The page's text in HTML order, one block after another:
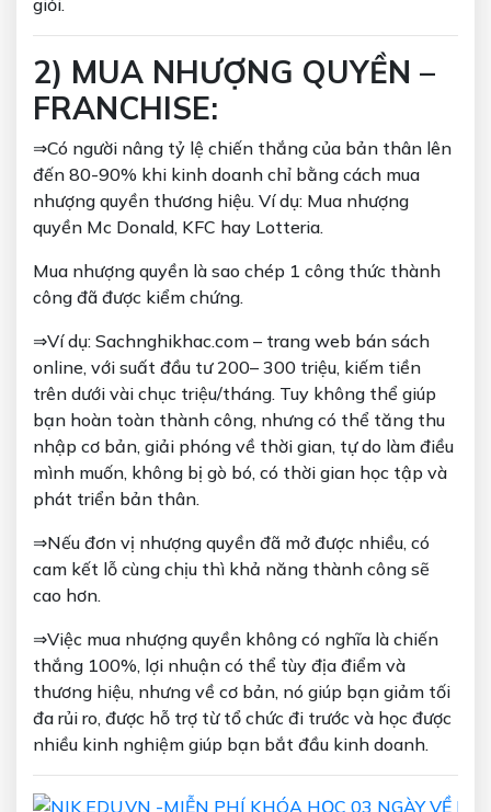
giỏi.
2) MUA NHƯỢNG QUYỀN –
FRANCHISE:
⇒Có người nâng tỷ lệ chiến thắng của bản thân lên
đến 80-90% khi kinh doanh chỉ bằng cách mua
nhượng quyền thương hiệu. Ví dụ: Mua nhượng
quyền Mc Donald, KFC hay Lotteria.
Mua nhượng quyền là sao chép 1 công thức thành
công đã được kiểm chứng.
⇒Ví dụ: Sachnghikhac.com – trang web bán sách
online, với suất đầu tư 200– 300 triệu, kiếm tiền
trên dưới vài chục triệu/tháng. Tuy không thể giúp
bạn hoàn toàn thành công, nhưng có thể tăng thu
nhập cơ bản, giải phóng về thời gian, tự do làm điều
mình muốn, không bị gò bó, có thời gian học tập và
phát triển bản thân.
⇒Nếu đơn vị nhượng quyền đã mở được nhiều, có
cam kết lỗ cùng chịu thì khả năng thành công sẽ
cao hơn.
⇒Việc mua nhượng quyền không có nghĩa là chiến
thắng 100%, lợi nhuận có thể tùy địa điểm và
thương hiệu, nhưng về cơ bản, nó giúp bạn giảm tối
đa rủi ro, được hỗ trợ từ tổ chức đi trước và học được
nhiều kinh nghiệm giúp bạn bắt đầu kinh doanh.